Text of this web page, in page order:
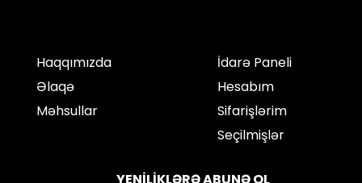
Haqqımızda
Əlaqə
Məhsullar
İdarə Paneli
Hesabım
Sifarişlərim
Seçilmişlər